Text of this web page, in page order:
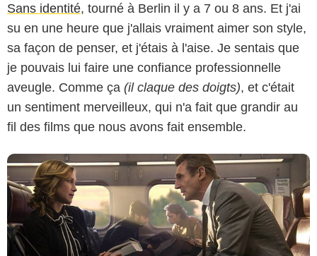
Sans identité, tourné à Berlin il y a 7 ou 8 ans. Et j'ai
su en une heure que j'allais vraiment aimer son style,
sa façon de penser, et j'étais à l'aise. Je sentais que
je pouvais lui faire une confiance professionnelle
aveugle. Comme ça (il claque des doigts), et c'était
un sentiment merveilleux, qui n'a fait que grandir au
fil des films que nous avons fait ensemble.